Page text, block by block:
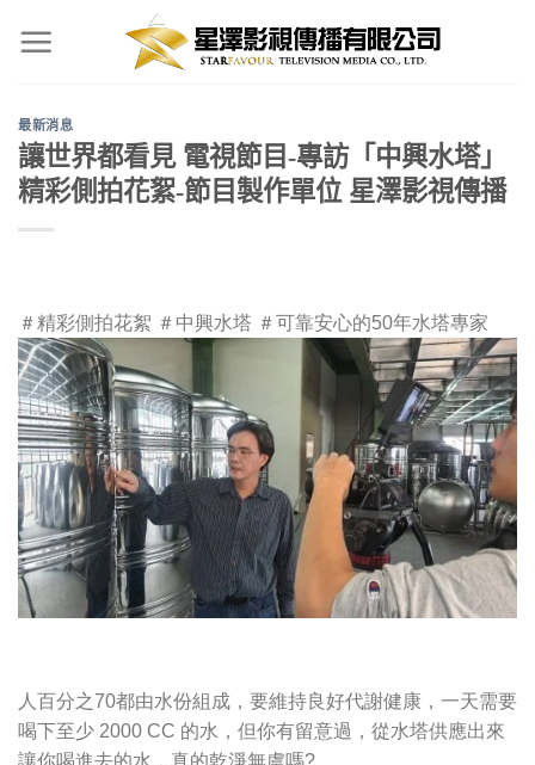
最新消息
讓世界都看見 電視節目-專訪「中興水塔」
精彩側拍花絮-節目製作單位 星澤影視傳播
＃精彩側拍花絮 ＃中興水塔 ＃可靠安心的50年水塔專家
人百分之70都由水份組成，要維持良好代謝健康，一天需要
喝下至少 2000 CC 的水，但你有留意過，從水塔供應出來
讓你喝進去的水，真的乾淨無虞嗎?